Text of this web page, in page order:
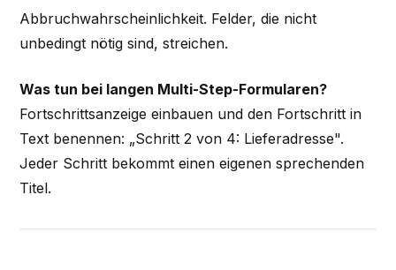
Abbruchwahrscheinlichkeit. Felder, die nicht
unbedingt nötig sind, streichen.
Was tun bei langen Multi-Step-Formularen?
Fortschrittsanzeige einbauen und den Fortschritt in
Text benennen: „Schritt 2 von 4: Lieferadresse".
Jeder Schritt bekommt einen eigenen sprechenden
Titel.